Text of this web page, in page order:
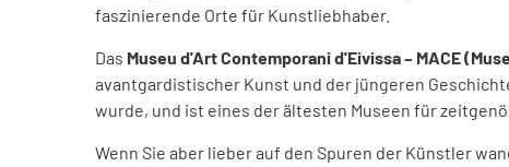
faszinierende Orte für Kunstliebhaber.
Das Museu d'Art Contemporani d'Eivissa – MACE
avantgardistischer Kunst und der jüngeren
wurde, und ist eines der ältesten Museen für
Wenn Sie aber lieber auf den Spuren der Künstler